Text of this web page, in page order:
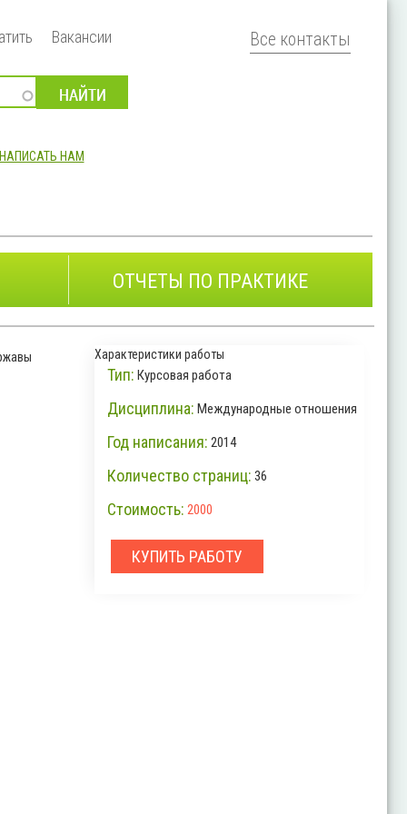
Вакансии
НАПИСАТЬ НАМ
Все контакты
ОТЧЕТЫ ПО ПРАКТИКЕ
Характеристики работы
Тип: Курсовая работа
Дисциплина: Международные отношения
Год написания: 2014
Количество страниц: 36
Стоимость: 2000
КУПИТЬ РАБОТУ